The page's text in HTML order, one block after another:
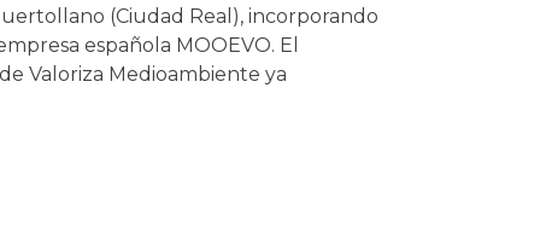
(Ciudad Real), incorporando
española MOOEVO. El
Valoriza Medioambiente ya